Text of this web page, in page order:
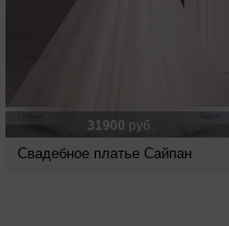
31900 руб.
Свадебное платье Сайпан